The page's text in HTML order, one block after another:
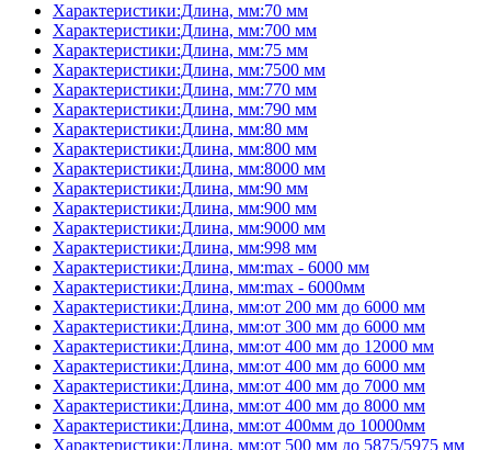
Характеристики:Длина, мм:70 мм
Характеристики:Длина, мм:700 мм
Характеристики:Длина, мм:75 мм
Характеристики:Длина, мм:7500 мм
Характеристики:Длина, мм:770 мм
Характеристики:Длина, мм:790 мм
Характеристики:Длина, мм:80 мм
Характеристики:Длина, мм:800 мм
Характеристики:Длина, мм:8000 мм
Характеристики:Длина, мм:90 мм
Характеристики:Длина, мм:900 мм
Характеристики:Длина, мм:9000 мм
Характеристики:Длина, мм:998 мм
Характеристики:Длина, мм:max - 6000 мм
Характеристики:Длина, мм:max - 6000мм
Характеристики:Длина, мм:от 200 мм до 6000 мм
Характеристики:Длина, мм:от 300 мм до 6000 мм
Характеристики:Длина, мм:от 400 мм до 12000 мм
Характеристики:Длина, мм:от 400 мм до 6000 мм
Характеристики:Длина, мм:от 400 мм до 7000 мм
Характеристики:Длина, мм:от 400 мм до 8000 мм
Характеристики:Длина, мм:от 400мм до 10000мм
Характеристики:Длина, мм:от 500 мм до 5875/5975 мм